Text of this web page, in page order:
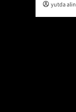
yutda alin